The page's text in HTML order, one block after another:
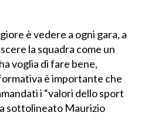
è vedere a ogni gara, a
la squadra come un
voglia di fare bene,
è importante che
i “valori dello sport
sottolineato Maurizio